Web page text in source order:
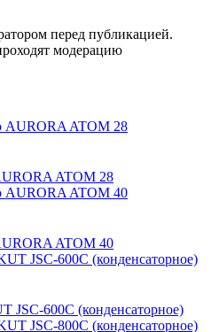
перед публикацией.
модерацию
ATOM 28
ATOM 40
JSC-600C (конденсаторное)